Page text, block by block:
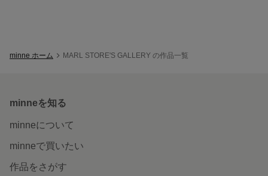
minne ホーム MARL STORE'S GALLERY の作品一覧
minneを知る
minneについて
minneで買いたい
作品をさがす